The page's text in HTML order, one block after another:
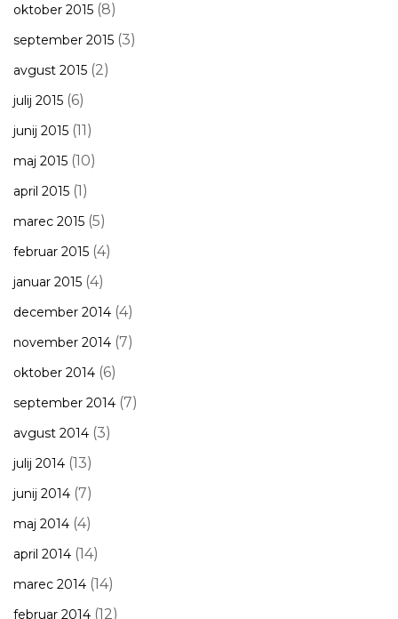
oktober 2015 (8)
september 2015 (3)
avgust 2015 (2)
julij 2015 (6)
junij 2015 (11)
maj 2015 (10)
april 2015 (1)
marec 2015 (5)
februar 2015 (4)
januar 2015 (4)
december 2014 (4)
november 2014 (7)
oktober 2014 (6)
september 2014 (7)
avgust 2014 (3)
julij 2014 (13)
junij 2014 (7)
maj 2014 (4)
april 2014 (14)
marec 2014 (14)
februar 2014 (12)